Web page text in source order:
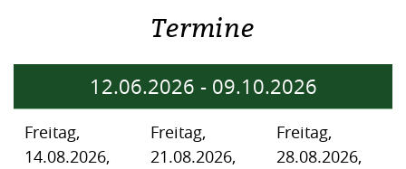
Termine
12.06.2026 - 09.10.2026
Freitag,
14.08.2026,
Freitag,
21.08.2026,
Freitag,
28.08.2026,